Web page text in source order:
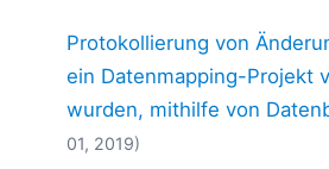
2023
2021
2020
2019
Protokollierung von
ein Datenmapping-Projekt
wurden, mithilfe von
01, 2019)